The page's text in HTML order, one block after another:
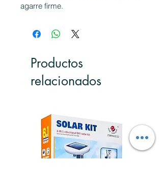
agarre firme.
Productos
relacionados